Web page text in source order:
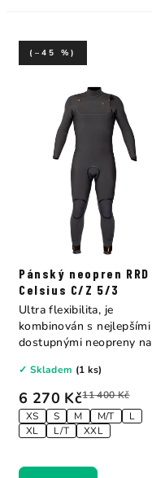
Pánský neopren RRD
Celsius C/Z 5/3
6 270 Kč11 400 Kč
(–45 %)
XS S M M/T
L
XL
L/T XXL
✓ Skladem (1 ks)
Ultra flexibilita, je
kombinován s nejlepšími
dostupnými neopreny na